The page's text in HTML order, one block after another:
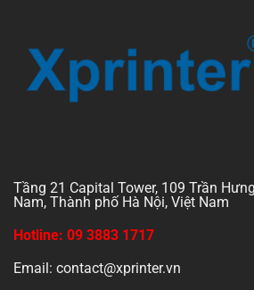
Tầng 21 Capital Tower, 109 Trần
Nam, Thành phố Hà Nội, Việt Nam
Hotline: 09 3883 1717
Email: contact@xprinter.vn